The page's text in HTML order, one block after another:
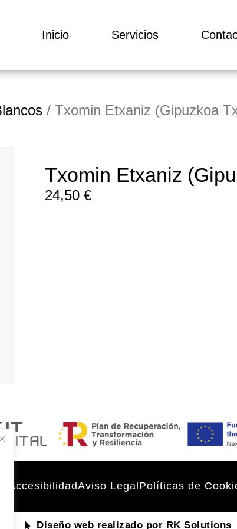
Inicio Servicios
/ Txomin Etxaniz (Gipuzkoa
Txomin Etxaniz
24,50 €
AccesibilidadAviso Legal Políticas de
Diseño web realizado por RK Solutions